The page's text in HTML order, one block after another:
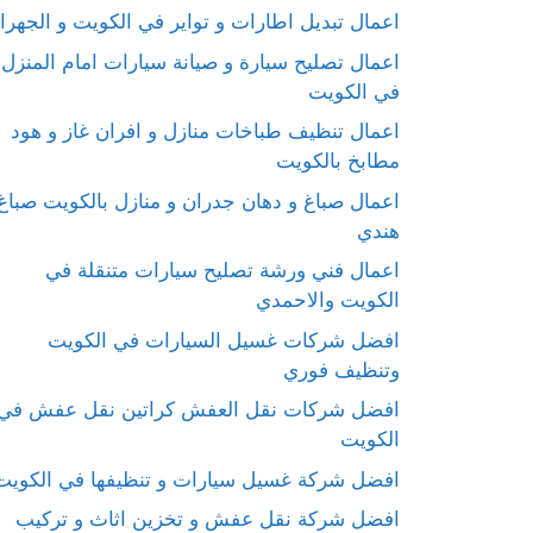
اعمال تبديل اطارات و تواير في الكويت و
اعمال تصليح سيارة و صيانة سيارات امام المنزل
في الكويت
اعمال تنظيف طباخات منازل و افران غاز و هود
مطابخ بالكويت
اعمال صباغ و دهان جدران و منازل بالكويت
هندي
اعمال فني ورشة تصليح سيارات متنقلة في
الكويت والاحمدي
افضل شركات غسيل السيارات في الكويت
وتنظيف فوري
افضل شركات نقل العفش كراتين نقل عفش
الكويت
افضل شركة غسيل سيارات و تنظيفها في
افضل شركة نقل عفش و تخزين اثاث و تركيب